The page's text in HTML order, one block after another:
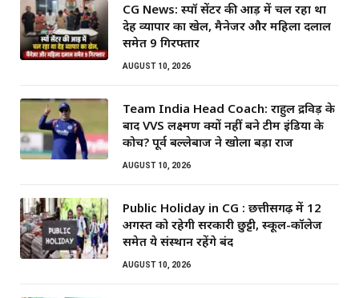
CG News: स्पॉ सेंटर की आड़ में चल रहा था
देह व्यापार का खेल, मैनेजर और महिला दलाल
समेत 9 गिरफ्तार
AUGUST 10, 2026
Team India Head Coach: राहुल द्रविड़ के
बाद VVS लक्ष्मण क्यों नहीं बने टीम इंडिया के
कोच? पूर्व बल्लेबाज ने खोला बड़ा राज
AUGUST 10, 2026
Public Holiday in CG : छत्तीसगढ़ में 12
अगस्त को रहेगी सरकारी छुट्टी, स्कूल-कॉलेज
समेत ये संस्थान रहेंगे बंद
AUGUST 10, 2026